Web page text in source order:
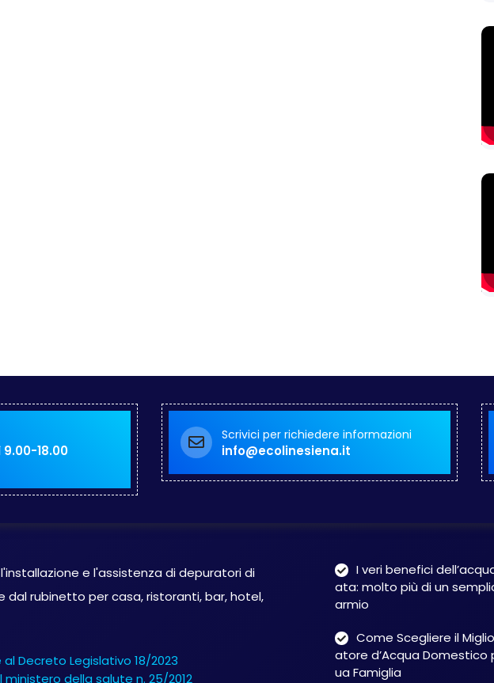
18.00
Scrivici per richiedere informazioni
info@ecolinesiena.it
Acqua
e l'assistenza di depuratori di
dal rubinetto per casa, ristoranti, bar, hotel,
I veri benefici
ata: molto più di un
armio
Come Scegliere il
atore d’Acqua Domestico
ua Famiglia